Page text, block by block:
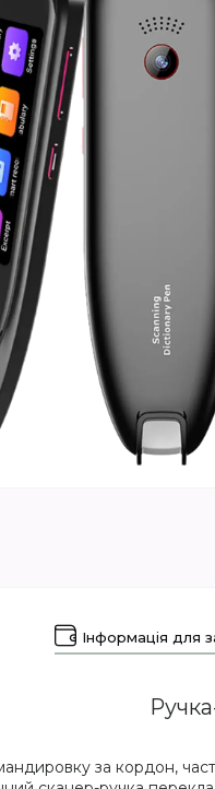
Інформація для
за кордон,